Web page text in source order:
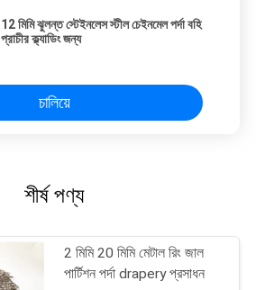
12 মিমি ঝুলন্ত স্টেইনলেস স্টীল চেইনমেল পর্দা বহি
প্রাচীর ক্ল্যাডিং জন্য
চালিয়ে
শীর্ষ পণ্য
2 মিমি 20 মিমি মেটাল রিং জাল
পার্টিশন পর্দা drapery প্রসাধন